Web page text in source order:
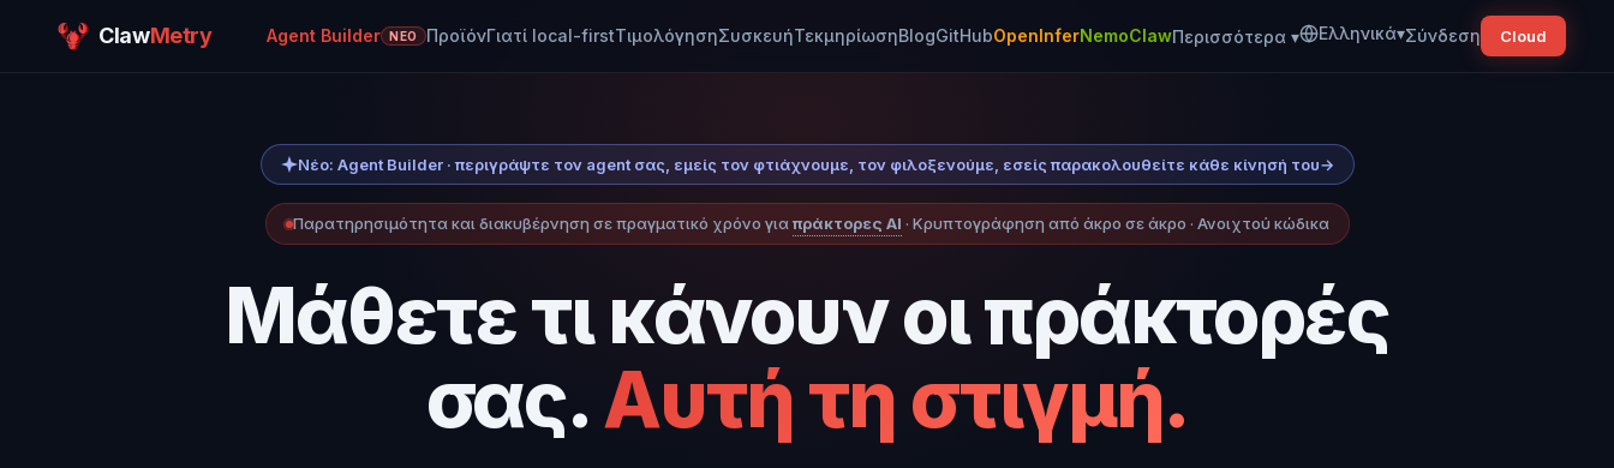
ClawMetry Agent Builder ΝΈΟ ΠροϊόνΓιατί local-firstΤιμολόγησηΣυσκευήΤεκμηρίωσηBlogGitHubOpenInferNemoClawΠερισσότερα ▾ Ελληνικά▾Σύνδεση Cloud
Νέο: Agent Builder · περιγράψτε τον agent σας, εμείς τον φτιάχνουμε, τον φιλοξενούμε, εσείς παρακολουθείτε κάθε κίνησή του→
Παρατηρησιμότητα και διακυβέρνηση σε πραγματικό χρόνο για πράκτορες AI · Κρυπτογράφηση από άκρο σε άκρο · Ανοιχτού κώδικα
Μάθετε τι κάνουν οι πράκτορές
σας.Αυτή τη στιγμή.